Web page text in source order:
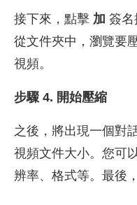
接下來，點擊 加 簽名
從文件夾中，瀏覽要
視頻。
步驟 4. 開始壓縮
之後，將出現一個對
視頻文件大小。您可
辨率、格式等。最後